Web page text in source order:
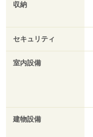
収納
セキュリティ
室内設備
建物設備